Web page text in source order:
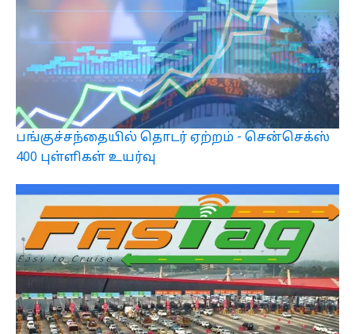
பங்குச்சந்தையில் தொடர் ஏற்றம் - சென்செக்ஸ்
400 புள்ளிகள் உயர்வு